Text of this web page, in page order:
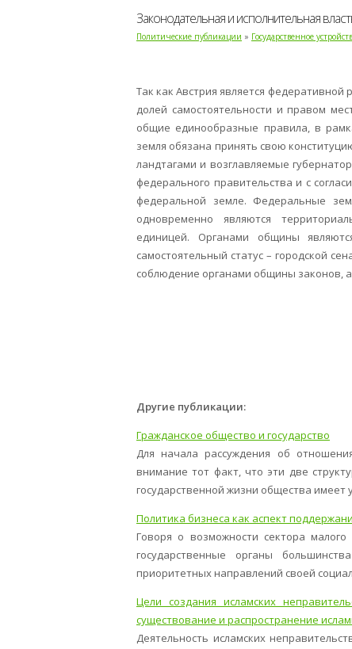
Законодательная и исполнительная
Политические публикации » Государственное
Так как Австрия является
долей самостоятельности и правом
общие единообразные правила, в
земля обязана принять свою
ландтагами и возглавляемые
федерального правительства и с
федеральной земле. Федеральные
одновременно являются
единицей. Органами общины
самостоятельный статус – городской
соблюдение органами общины законов,
Другие публикации:
Гражданское общество и государство
Для начала рассуждения об
внимание тот факт, что эти две
государственной жизни общества имеет
Политика бизнеса как аспект
Говоря о возможности сектора
государственные органы
приоритетных направлений своей
Цели создания исламских
существование и распространение
Деятельность исламских